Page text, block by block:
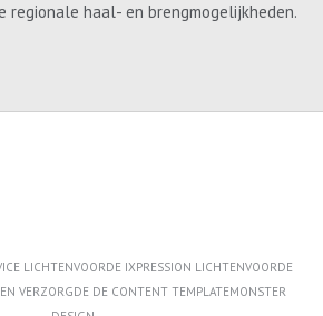
regionale haal- en brengmogelijkheden.
LICHTENVOORDE IXPRESSION LICHTENVOORDE
VERZORGDE DE CONTENT TEMPLATEMONSTER